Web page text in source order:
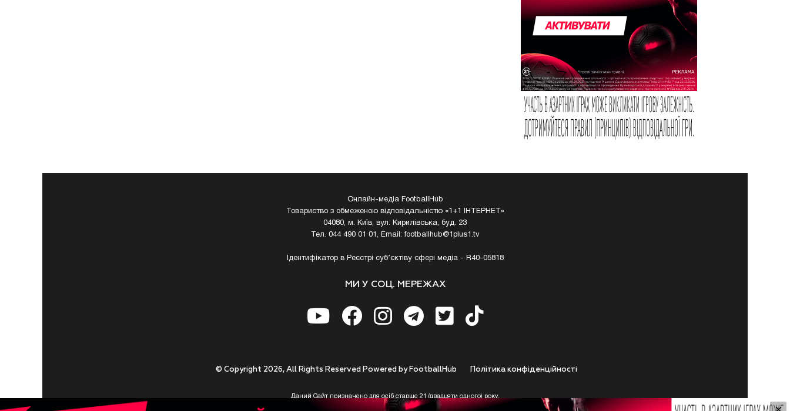
Онлайн-медіа FootballHub
Товариство з обмеженою відповідальністю «1+1 ІНТЕРНЕТ»
04080, м. Київ, вул. Кирилівська, буд. 23
Тел. 044 490 01 01, Email:footballhub@1plus1.tv
Ідентифікатор в Реєстрі суб’єктіву сфері медіа - R40-05818
МИ У СОЦ. МЕРЕЖАХ
Полiтика конфiденцiйностi
© Copyright 2026, All Rights Reserved Powered by FootballHub
Даний Сайт призначено для осіб старше 21 (двадцяти одного) року.
Приступаючи до використання https://footballhub.ua, Користувач цим підтверджує, що досяг 21-річного віку.